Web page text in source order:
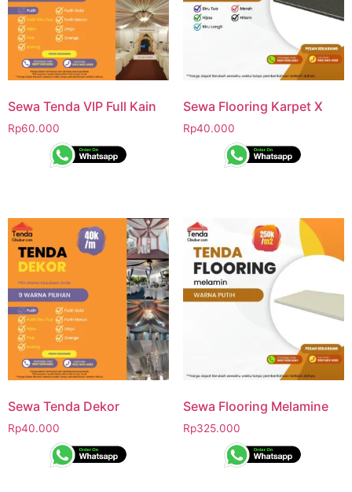
Sewa Tenda VIP Full Kain
Rp60.000
Sewa Flooring Karpet X
Rp40.000
Sewa Tenda Dekor
Rp40.000
Sewa Flooring Melamine
Rp325.000